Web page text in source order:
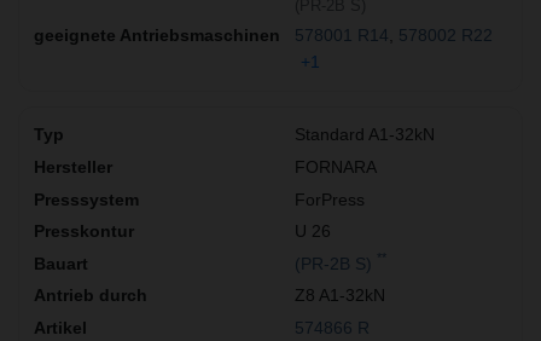
578001 R14
578002 R22
+1
Standard A1-32kN
FORNARA
ForPress
U 26
(PR-2B S)
Z8 A1-32kN
574866 R